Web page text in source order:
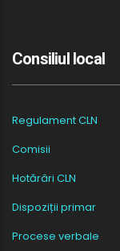
Consiliul local
Regulament CLN
Comisii
Hotărâri CLN
Dispoziții primar
Procese verbale